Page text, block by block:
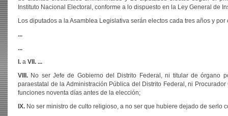
Instituto Nacional Electoral, conforme a lo dispuesto en la Ley General de
Los diputados a la Asamblea Legislativa serán electos cada tres años y
...
...
I. a VII. ...
VIII. No ser Jefe de Gobierno del Distrito Federal, ni titular de órgano
paraestatal de la Administración Pública del Distrito Federal, ni
funciones noventa días antes de la elección;
IX. No ser ministro de culto religioso, a no ser que hubiere dejado de serlo